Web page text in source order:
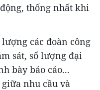
thống nhất khi
các đoàn công
sát, số lượng đại
bày báo cáo...
nhu cầu và